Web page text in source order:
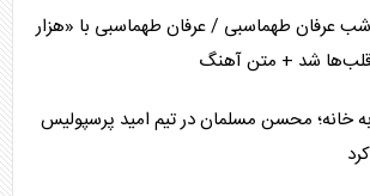
آمریکا در غرب آسیا
برای آمریکا
تجارت ایران
شب عرفان طهماسبی / عرفان طهماسبی با «هزار
شد + متن آهنگ
خانه؛ محسن مسلمان در تیم امید پرسپولیس